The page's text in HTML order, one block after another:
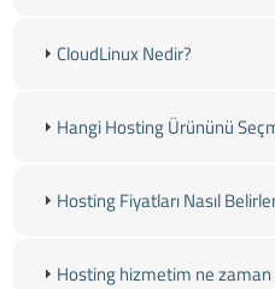
CloudLinux Nedir?
Hangi Hosting Ürününü
Hosting Fiyatları Nasıl
Hosting hizmetim ne